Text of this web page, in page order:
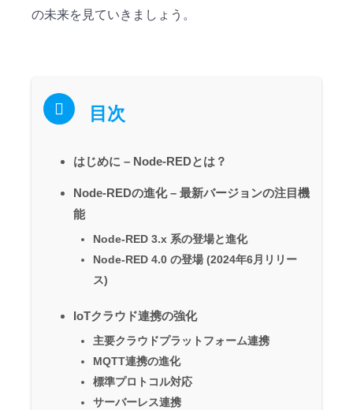
の未来を見ていきましょう。
目次
はじめに – Node-REDとは？
Node-REDの進化 – 最新バージョンの注目機
能
Node-RED 3.x 系の登場と進化
Node-RED 4.0 の登場 (2024年6月リリー
ス)
IoTクラウド連携の強化
主要クラウドプラットフォーム連携
MQTT連携の進化
標準プロトコル対応
サーバーレス連携